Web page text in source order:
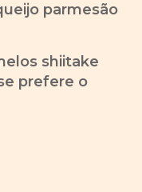
parmesão
shiitake
prefere o